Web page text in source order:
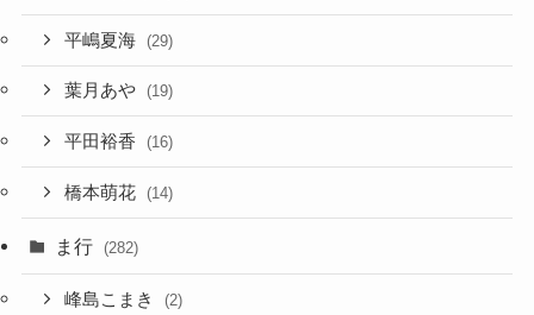
平嶋夏海 (29)
葉月あや (19)
平田裕香 (16)
橋本萌花 (14)
ま行 (282)
峰島こまき (2)